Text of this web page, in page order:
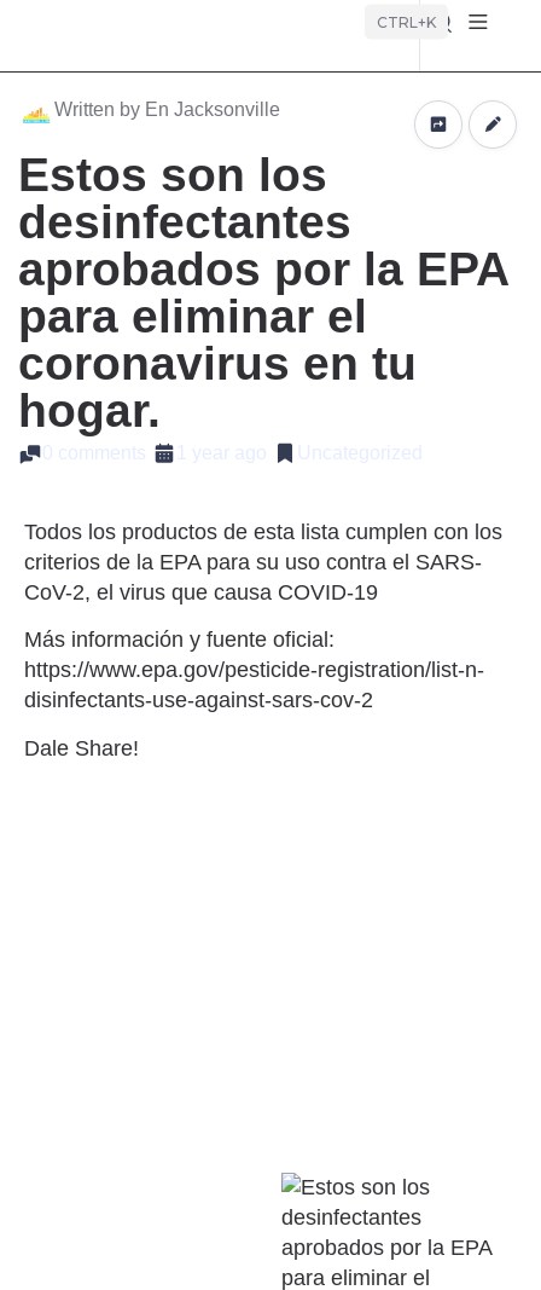
CTRL+K
Written by En Jacksonville
Estos son los
desinfectantes
aprobados por la EPA
para eliminar el
coronavirus en tu
hogar.
0 comments 1 year ago Uncategorized
Todos los productos de esta lista cumplen con los
criterios de la EPA para su uso contra el SARS-
CoV-2, el virus que causa COVID-19
Más información y fuente oficial:
https://www.epa.gov/pesticide-registration/list-n-
disinfectants-use-against-sars-cov-2
Dale Share!